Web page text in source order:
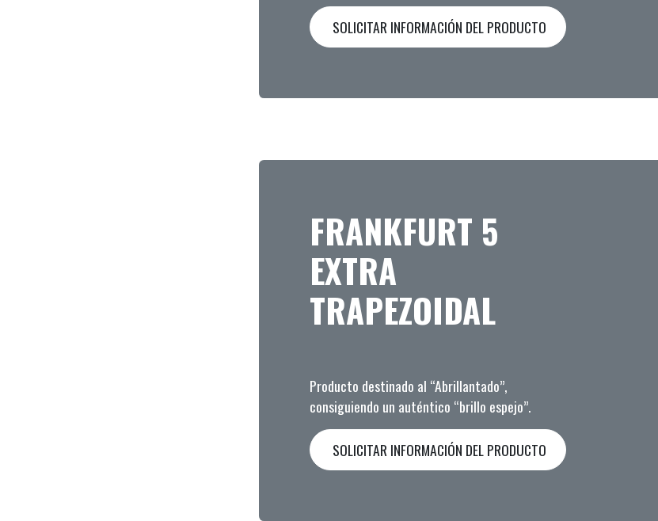
SOLICITAR INFORMACIÓN DEL PRODUCTO
FRANKFURT 5
EXTRA
TRAPEZOIDAL
Producto destinado al “Abrillantado”,
consiguiendo un auténtico “brillo espejo”.
SOLICITAR INFORMACIÓN DEL PRODUCTO